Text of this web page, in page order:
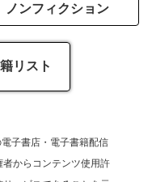
ノンフィクション
リスト
子書店・電子書籍配信
からコンテンツ使用許